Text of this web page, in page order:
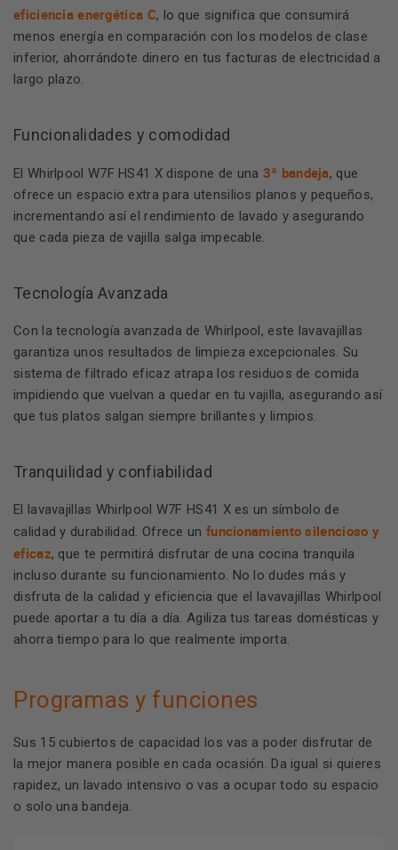
eficiencia energética C, lo que significa que consumirá
menos energía en comparación con los modelos de clase
inferior, ahorrándote dinero en tus facturas de electricidad a
largo plazo.
Funcionalidades y comodidad
El Whirlpool W7F HS41 X dispone de una 3ª bandeja, que
ofrece un espacio extra para utensilios planos y pequeños,
incrementando así el rendimiento de lavado y asegurando
que cada pieza de vajilla salga impecable.
Tecnología Avanzada
Con la tecnología avanzada de Whirlpool, este lavavajillas
garantiza unos resultados de limpieza excepcionales. Su
sistema de filtrado eficaz atrapa los residuos de comida
impidiendo que vuelvan a quedar en tu vajilla, asegurando así
que tus platos salgan siempre brillantes y limpios.
Tranquilidad y confiabilidad
El lavavajillas Whirlpool W7F HS41 X es un símbolo de
calidad y durabilidad. Ofrece un funcionamiento silencioso y
eficaz, que te permitirá disfrutar de una cocina tranquila
incluso durante su funcionamiento. No lo dudes más y
disfruta de la calidad y eficiencia que el lavavajillas Whirlpool
puede aportar a tu día a día. Agiliza tus tareas domésticas y
ahorra tiempo para lo que realmente importa.
Programas y funciones
Sus 15 cubiertos de capacidad los vas a poder disfrutar de
la mejor manera posible en cada ocasión. Da igual si quieres
rapidez, un lavado intensivo o vas a ocupar todo su espacio
o solo una bandeja.